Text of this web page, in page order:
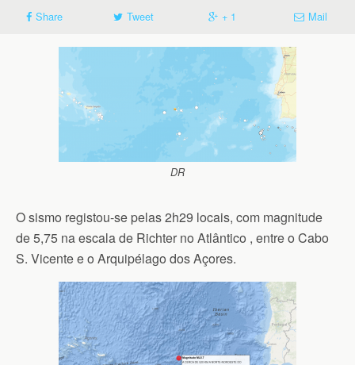
Share Tweet + 1 Mail
DR
O sismo registou-se pelas 2h29 locais, com magnitude
de 5,75 na escala de Richter no Atlântico , entre o Cabo
S. Vicente e o Arquipélago dos Açores.